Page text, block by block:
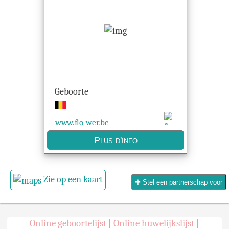
Geboorte
www.flo-wer.be
Plus d'info
Zie op een kaart ✚ Stel een partnerschap voor
Online geboortelijst| Online huwelijkslijst|